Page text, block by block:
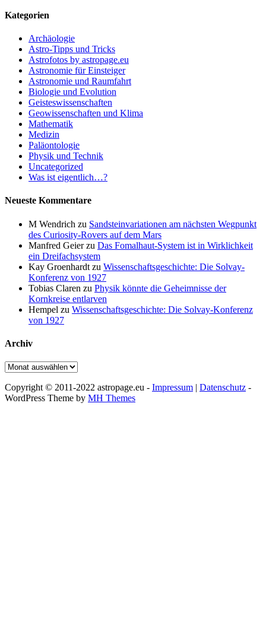
Kategorien
Archäologie
Astro-Tipps und Tricks
Astrofotos by astropage.eu
Astronomie für Einsteiger
Astronomie und Raumfahrt
Biologie und Evolution
Geisteswissenschaften
Geowissenschaften und Klima
Mathematik
Medizin
Paläontologie
Physik und Technik
Uncategorized
Was ist eigentlich…?
Neueste Kommentare
M Wendrich zu Sandsteinvariationen am nächsten Wegpunkt
des Curiosity-Rovers auf dem Mars
Manfred Geierzu Das Fomalhaut-System ist in Wirklichkeit
ein Dreifachsystem
Kay Groenhardt zu Wissenschaftsgeschichte: Die Solvay-
Konferenz von 1927
Tobias Claren zu Physik könnte die Geheimnisse der
Kornkreise entlarven
Hempel zu Wissenschaftsgeschichte: Die Solvay-Konferenz
von 1927
Archiv
Archiv
Copyright © 2011-2022 astropage.eu - Impressum | Datenschutz -
WordPress Theme by MH Themes